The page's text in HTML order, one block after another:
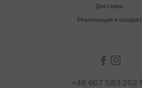
Доставка
Рекламация и возврат
+48 607 583 252